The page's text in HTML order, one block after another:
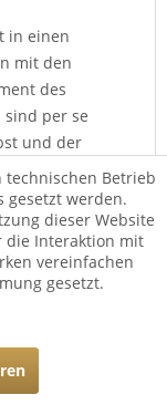
in einen
mit den
des
sind per se
und der
der hoch-
Gong
für
aber auch
in
anzuhören
technischen Betrieb
werden.
dieser Website
die Interaktion mit
vereinfachen
gesetzt.